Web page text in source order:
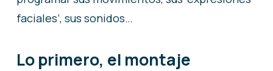
faciales’, sus sonidos…
Lo primero, el montaje